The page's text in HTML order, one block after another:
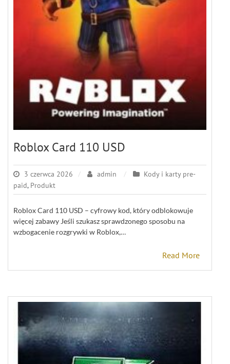
Roblox Card 110 USD
3 czerwca 2026 admin
Kody i karty pre-
paid, Produkt
Roblox Card 110 USD – cyfrowy kod, który odblokowuje
więcej zabawy Jeśli szukasz sprawdzonego sposobu na
wzbogacenie rozgrywki w Roblox,…
Read More